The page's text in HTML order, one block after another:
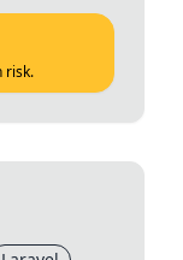
risk.